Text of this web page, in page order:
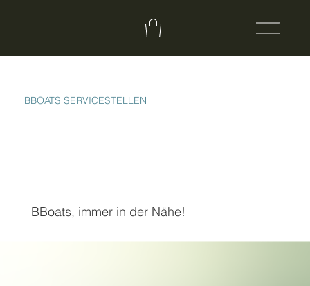
BBOATS SERVICESTELLEN
BBoats, immer in der Nähe!